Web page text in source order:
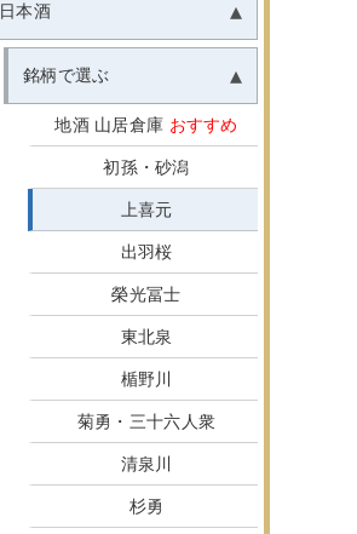
日本酒
銘柄で選ぶ
地酒 山居倉庫 おすすめ
初孫・砂潟
上喜元
出羽桜
榮光冨士
東北泉
楯野川
菊勇・三十六人衆
清泉川
杉勇